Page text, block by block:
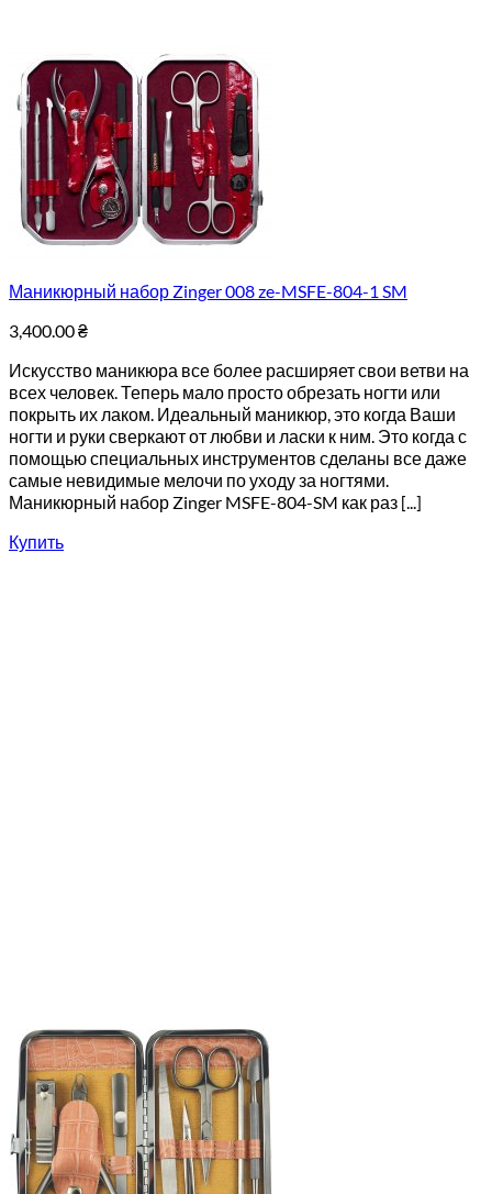
Маникюрный набор Zinger 008 ze-MSFE-804-1 SM
3,400.00₴
Искусство маникюра все более расширяет свои ветви на
всех человек. Теперь мало просто обрезать ногти или
покрыть их лаком. Идеальный маникюр, это когда Ваши
ногти и руки сверкают от любви и ласки к ним. Это когда с
помощью специальных инструментов сделаны все даже
самые невидимые мелочи по уходу за ногтями.
Маникюрный набор Zinger MSFE-804-SM как раз [...]
Купить